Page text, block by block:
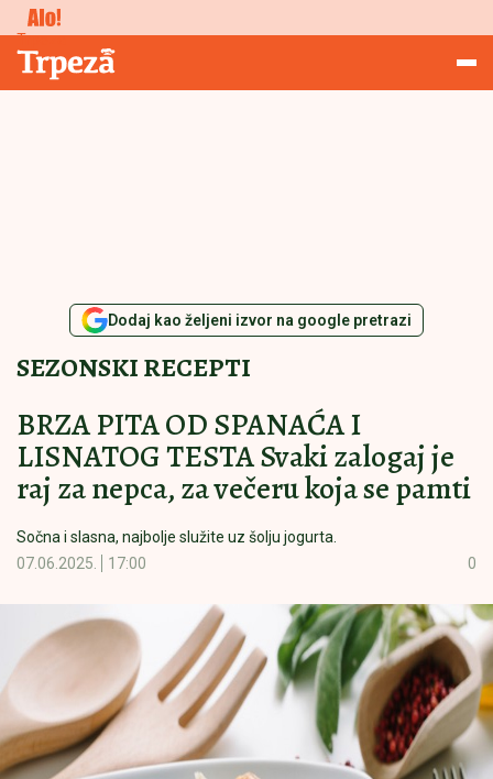
Studiranje
Trpeza
Dodaj kao željeni izvor na google pretrazi
SEZONSKI RECEPTI
BRZA PITA OD SPANAĆA I
LISNATOG TESTA Svaki zalogaj je
raj za nepca, za večeru koja se pamti
Sočna i slasna, najbolje služite uz šolju jogurta.
07.06.2025.
17:00 0